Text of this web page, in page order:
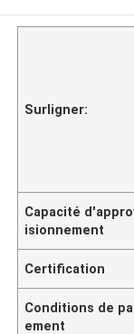
Surligner:
Capacité
isionnement
Certification
Conditions de
ement